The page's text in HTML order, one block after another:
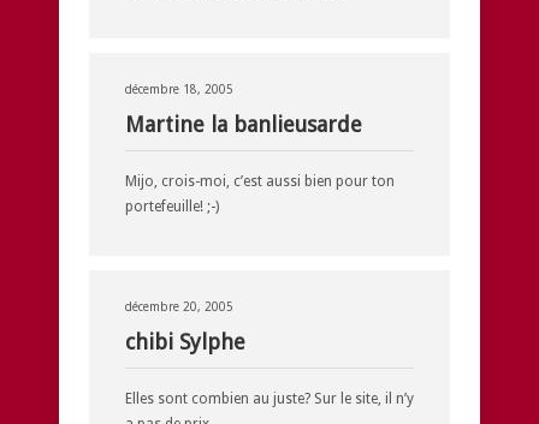
décembre 18, 2005
Martine la banlieusarde
Mijo, crois-moi, c’est aussi bien pour ton
portefeuille! ;-)
décembre 20, 2005
chibi Sylphe
Elles sont combien au juste? Sur le site, il n’y